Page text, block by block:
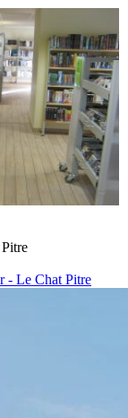
- Le Chat Pitre